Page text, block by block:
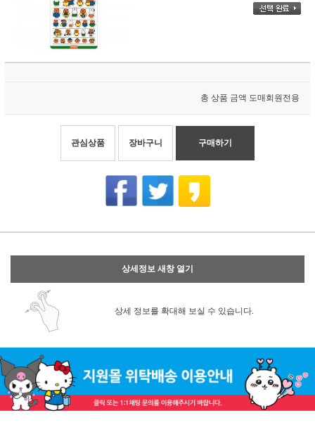
총 상품 금액 도매회원전용
관심상품 장바구니 구매하기
상세정보 새창 열기
상세 정보를 확대해 보실 수 있습니다.